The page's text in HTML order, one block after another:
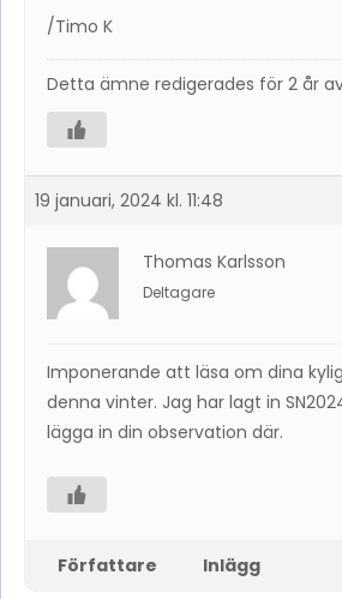
/Timo K
Detta ämne redigerades för 2 år
19 januari, 2024 kl. 11:48
Thomas Karlsson
Deltagare
Imponerande att läsa om dina
denna vinter. Jag har lagt in
lägga in din observation där.
Författare Inlägg